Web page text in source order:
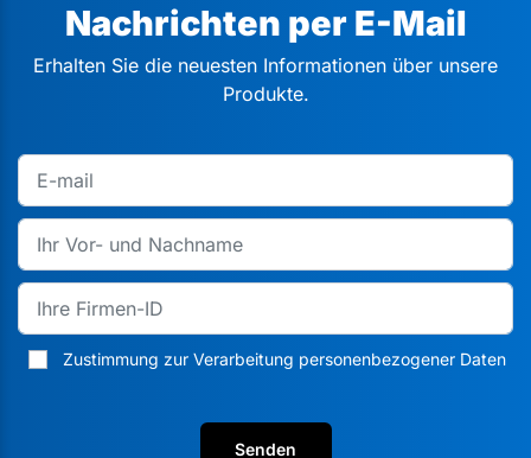
Nachrichten per E-Mail
Erhalten Sie die neuesten Informationen über unsere
Produkte.
Zustimmung zur Verarbeitung personenbezogener Daten
Senden